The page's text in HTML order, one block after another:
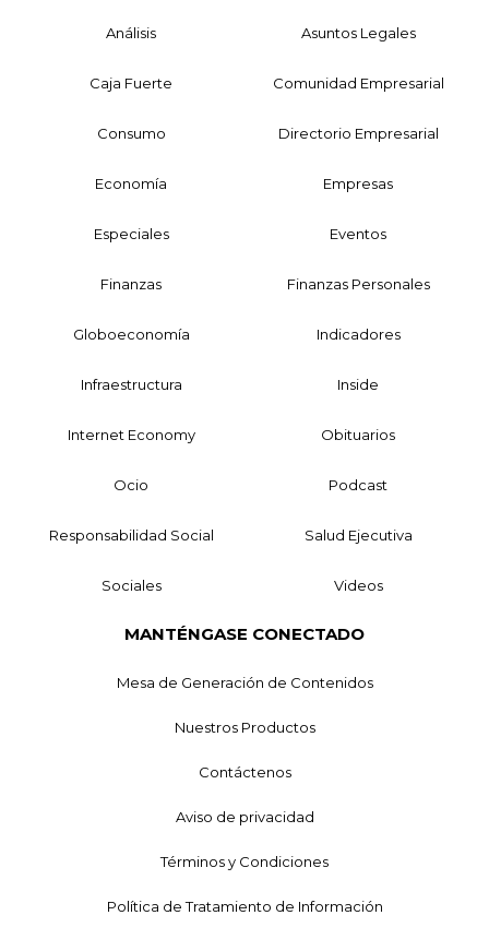
Análisis Asuntos Legales
Caja Fuerte Comunidad Empresarial
Consumo Directorio Empresarial
Economía Empresas
Especiales Eventos
Finanzas Finanzas Personales
Globoeconomía Indicadores
Infraestructura Inside
Internet Economy Obituarios
Ocio Podcast
Responsabilidad Social Salud Ejecutiva
Sociales Videos
MANTÉNGASE CONECTADO
Mesa de Generación de Contenidos
Nuestros Productos
Contáctenos
Aviso de privacidad
Términos y Condiciones
Política de Tratamiento de Información